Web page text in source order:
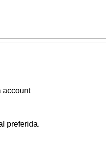
account
preferida.